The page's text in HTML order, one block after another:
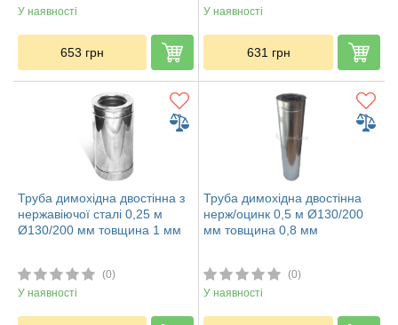
У наявності
653 грн
У наявності
631 грн
Труба димохідна двостінна з
нержавіючої сталі 0,25 м
Ø130/200 мм товщина 1 мм
(0)
У наявності
Труба димохідна двостінна
нерж/оцинк 0,5 м Ø130/200
мм товщина 0,8 мм
(0)
У наявності